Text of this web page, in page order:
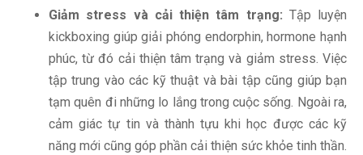
Giảm stress và cải thiện tâm trạng: Tập luyện
kickboxing giúp giải phóng endorphin, hormone hạnh
phúc, từ đó cải thiện tâm trạng và giảm stress. Việc
tập trung vào các kỹ thuật và bài tập cũng giúp bạn
tạm quên đi những lo lắng trong cuộc sống. Ngoài ra,
cảm giác tự tin và thành tựu khi học được các kỹ
năng mới cũng góp phần cải thiện sức khỏe tinh thần.